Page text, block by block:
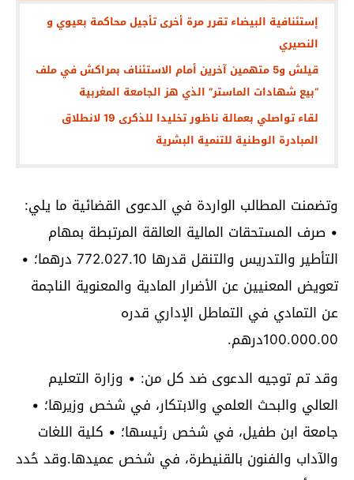
إستئنافية البيضاء تقرر مرة أخرى تأجيل محاكمة بعيوي و
النصيري
قيلش و5 متهمين آخرين أمام الاستئناف بمراكش في ملف
“بيع شهادات الماستر” الذي هز الجامعة المغربية
لقاء تواصلي بعمالة ناظور تخليدا للذكرى 19 لانطلاق
المبادرة الوطنية للتنمية البشرية
وتضمنت المطالب الواردة في الدعوى القضائية ما يلي:
• صرف المستحقات المالية العالقة المرتبطة بمهام
التأطير والتدريس والتنقل قدرها 772.027.10 درهما؛ •
تعويض المعنيين عن الأضرار المادية والمعنوية الناجمة
عن التمادي في التماطل الإداري قدره
100.000.00درهم.
وقد تم توجيه الدعوى ضد كل من: • وزارة التعليم
العالي والبحث العلمي والابتكار، في شخص وزيرها؛ •
جامعة ابن طفيل، في شخص رئيسها؛ • كلية اللغات
والآداب والفنون بالقنيطرة، في شخص عميدها.وقد حُدد